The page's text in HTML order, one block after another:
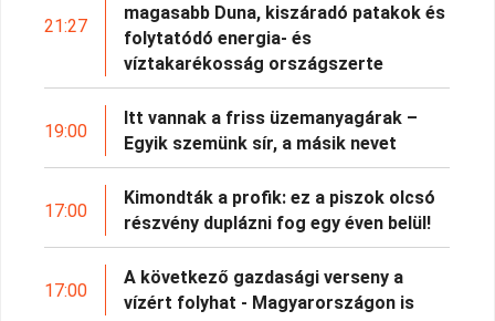
21:27
magasabb Duna, kiszáradó patakok és
folytatódó energia- és
víztakarékosság országszerte
19:00
Itt vannak a friss üzemanyagárak –
Egyik szemünk sír, a másik nevet
17:00
Kimondták a profik: ez a piszok olcsó
részvény duplázni fog egy éven belül!
17:00
A következő gazdasági verseny a
vízért folyhat - Magyarországon is